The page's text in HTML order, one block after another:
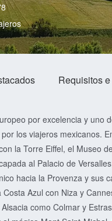
Requisitos e
por excelencia y uno
los viajeros mexicanos.
la Torre Eiffel, el Museo
al Palacio de
hacia la Provenza y sus
Azul con Niza y
como Colmar y